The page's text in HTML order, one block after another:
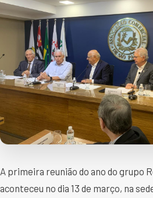
A primeira reunião do ano do grupo
aconteceu no dia 13 de março, na